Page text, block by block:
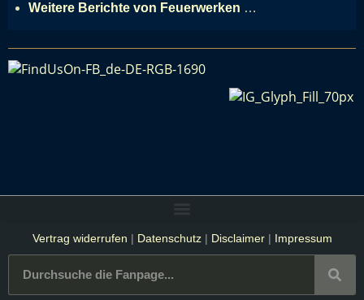
Weitere Berichte von Feuerwerken …
Vertrag widerrufen | Datenschutz| Disclaimer| Impressum